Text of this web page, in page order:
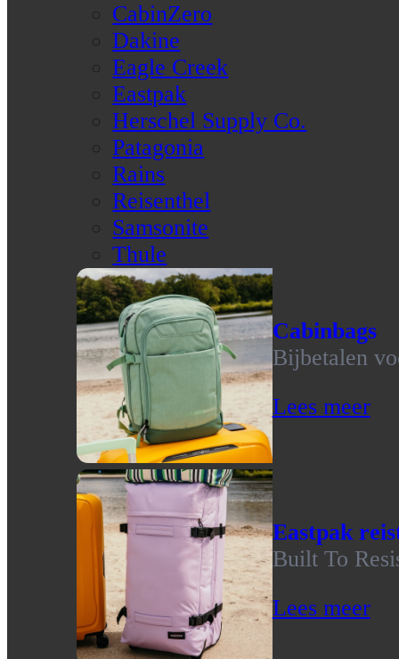
CabinZero
Dakine
Eagle Creek
Eastpak
Herschel Supply Co.
Patagonia
Rains
Reisenthel
Samsonite
Thule
Cabinbags
Bijbetalen
Lees meer
Eastpak
Built To
Lees meer